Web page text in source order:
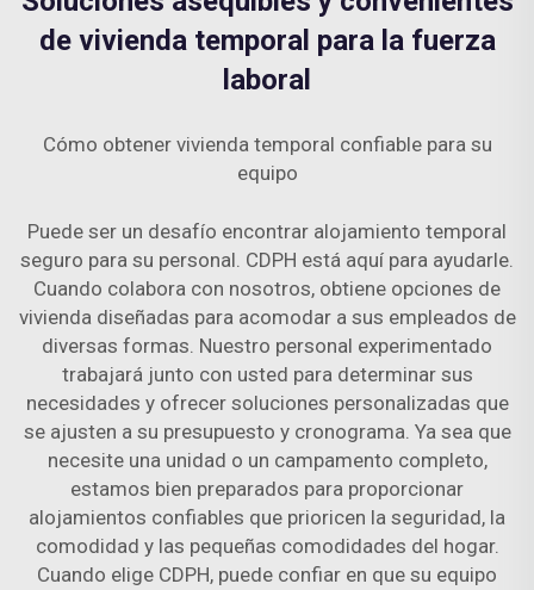
de vivienda temporal para la fuerza
laboral
Cómo obtener vivienda temporal confiable para su
equipo
Puede ser un desafío encontrar alojamiento temporal
seguro para su personal. CDPH está aquí para ayudarle.
Cuando colabora con nosotros, obtiene opciones de
vivienda diseñadas para acomodar a sus empleados de
diversas formas. Nuestro personal experimentado
trabajará junto con usted para determinar sus
necesidades y ofrecer soluciones personalizadas que
se ajusten a su presupuesto y cronograma. Ya sea que
necesite una unidad o un campamento completo,
estamos bien preparados para proporcionar
alojamientos confiables que prioricen la seguridad, la
comodidad y las pequeñas comodidades del hogar.
Cuando elige CDPH, puede confiar en que su equipo